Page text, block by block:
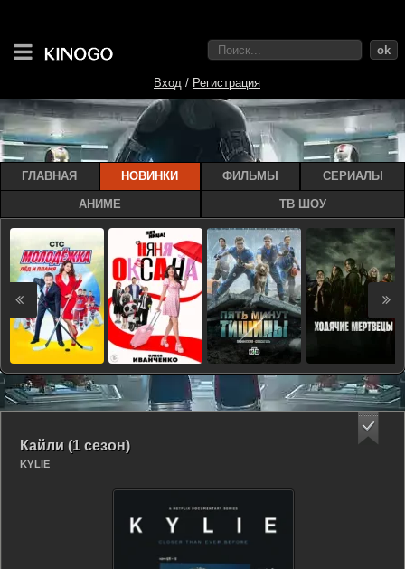
Кайли (1 сезон)
KYLIE
ok
Вход / Регистрация
ГЛАВНАЯ НОВИНКИ ФИЛЬМЫ СЕРИАЛЫ
АНИМЕ ТВ ШОУ